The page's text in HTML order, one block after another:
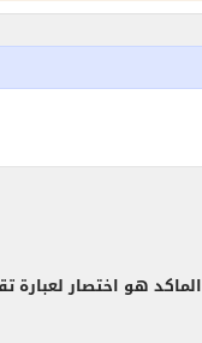
هو اختصار لعبارة